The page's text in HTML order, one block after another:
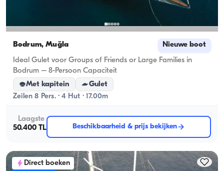
Bodrum, Muğla Nieuwe boot
Ideal Gulet voor Groups of Friends or Large Families in
Bodrum – 8-Persoon Capaciteit
Met kapitein
Gulet
Zeilen 8 Pers. · 4 Hut · 17.00m
Laagste
50.400 TL
Beschikbaarheid & prijs bekijken
Direct boeken